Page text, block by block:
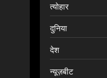
त्योहार
दुनिया
देश
न्यूज़बीट